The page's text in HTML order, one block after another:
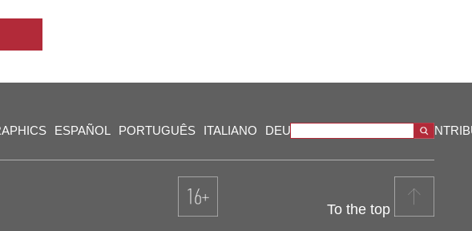
ESPAÑOL PORTUGUÊS ITALIANO DEUTSCH OUR
To the top